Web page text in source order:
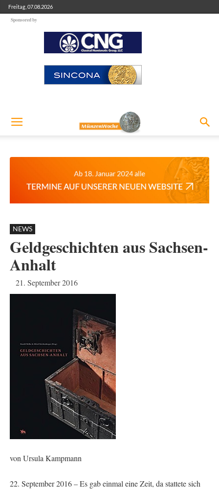
Freitag, 07.08.2026
Sponsored by
NEWS
Geldgeschichten aus Sachsen-
Anhalt
21. September 2016
von Ursula Kampmann
22. September 2016 – Es gab einmal eine Zeit, da stattete sich